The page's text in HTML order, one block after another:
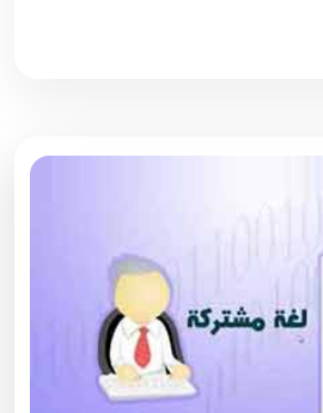
قواعد البيانات - حذف البيانات من